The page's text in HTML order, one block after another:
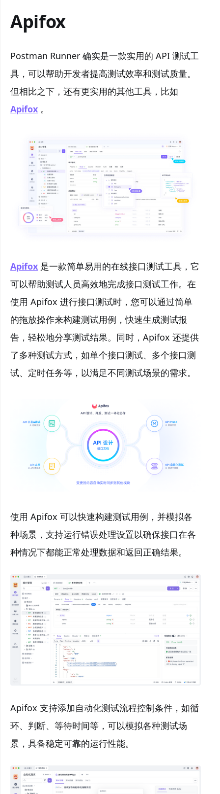
Apifox
Postman Runner 确实是一款实用的 API 测试工
具，可以帮助开发者提高测试效率和测试质量。
但相比之下，还有更实用的其他工具，比如
Apifox 。
Apifox 是一款简单易用的在线接口测试工具，它
可以帮助测试人员高效地完成接口测试工作。在
使用 Apifox 进行接口测试时，您可以通过简单
的拖放操作来构建测试用例，快速生成测试报
告，轻松地分享测试结果。同时，Apifox 还提供
了多种测试方式，如单个接口测试、多个接口测
试、定时任务等，以满足不同测试场景的需求。
使用 Apifox 可以快速构建测试用例，并模拟各
种场景，支持运行错误处理设置以确保接口在各
种情况下都能正常处理数据和返回正确结果。
Apifox 支持添加自动化测试流程控制条件，如循
环、判断、等待时间等，可以模拟各种测试场
景，具备稳定可靠的运行性能。